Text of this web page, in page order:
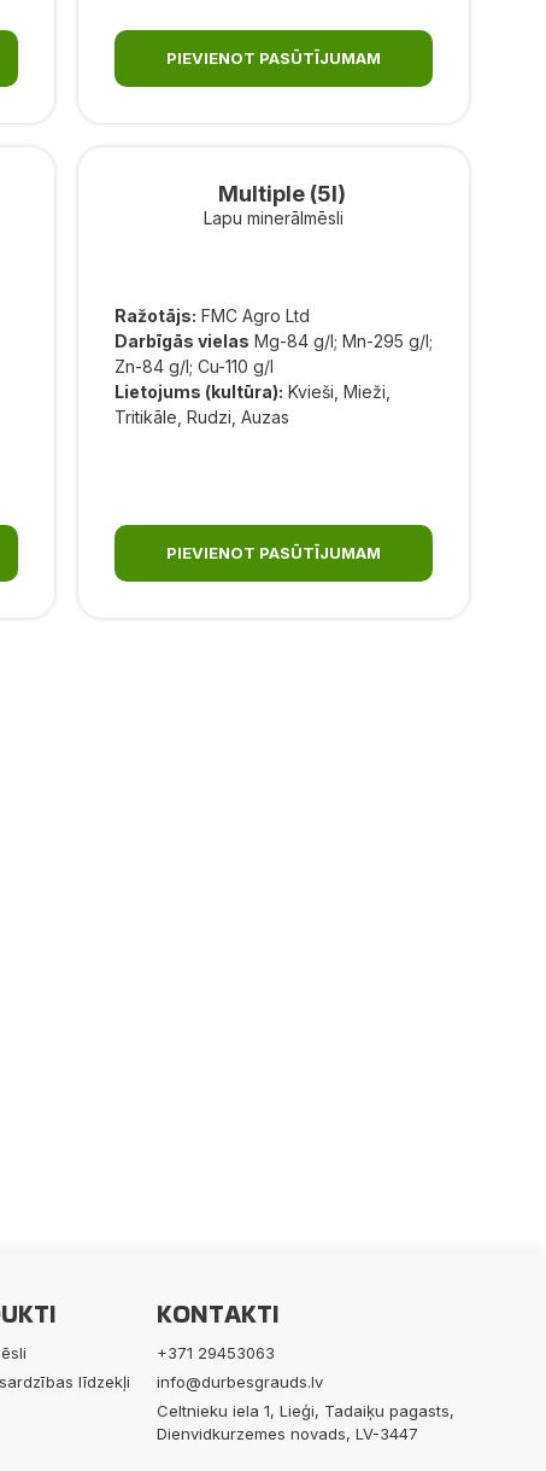
PIEVIENOT PASŪTĪJUMAM
Multiple (5l)
Lapu minerālmēsli
Ražotājs: FMC Agro Ltd
Darbīgās vielas Mg-84 g/l; Mn-295 g/l;
Zn-84 g/l; Cu-110 g/l
Lietojums (kultūra): Kvieši, Mieži,
Tritikāle, Rudzi, Auzas
PIEVIENOT PASŪTĪJUMAM
līdzekļi
KONTAKTI
+371 29453063
info@durbesgrauds.lv
Celtnieku iela 1, Lieģi, Tadaiķu pagasts,
Dienvidkurzemes novads, LV-3447